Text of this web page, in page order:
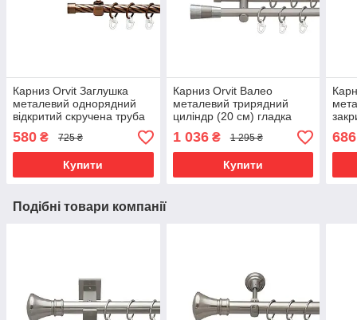
Карниз Orvit Заглушка
металевий однорядний
відкритий скручена труба
кільце металеве Мідь 16
мм 240 см (00-00025158)
580 ₴ 725 ₴
Купити
Карниз Orvit Валео
металевий трирядний
циліндр (20 см) гладка
Сатин 16\16\16 мм 160 см
(6099463)
1 036₴ 1 295 ₴
Купити
686
Подібні товари компанії